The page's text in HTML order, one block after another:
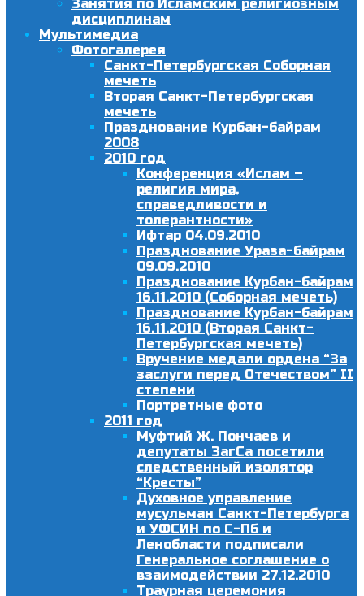
Занятия по Исламским религиозным
дисциплинам
Мультимедиа
Фотогалерея
Санкт-Петербургская Соборная
мечеть
Вторая Санкт-Петербургская
мечеть
Празднование Курбан-байрам
2008
2010 год
Конференция «Ислам –
религия мира,
справедливости и
толерантности»
Ифтар 04.09.2010
Празднование Ураза-байрам
09.09.2010
Празднование Курбан-байрам
16.11.2010 (Соборная мечеть)
Празднование Курбан-байрам
16.11.2010 (Вторая Санкт-
Петербургская мечеть)
Вручение медали ордена “За
заслуги перед Отечеством” II
степени
Портретные фото
2011 год
Муфтий Ж. Пончаев и
депутаты ЗагСа посетили
следственный изолятор
“Кресты”
Духовное управление
мусульман Санкт-Петербурга
и УФСИН по С-Пб и
Ленобласти подписали
Генеральное соглашение о
взаимодействии 27.12.2010
Траурная церемония